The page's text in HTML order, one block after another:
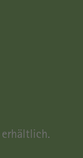
erhältlich.